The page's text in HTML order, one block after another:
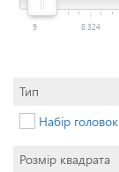
9 8 324
Тип
Набір головок
Розмір квадрата